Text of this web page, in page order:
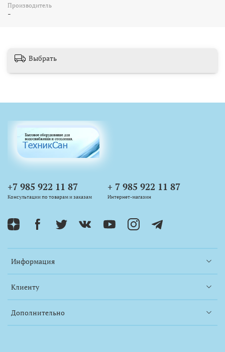
Как пользоваться ключом:
Производитель
-
Выбрать
Информация
Клиенту
Дополнительно
+7 985 922 11 87
Консультации по товарам и заказам
+ 7 985 922 11 87
Интернет-магазин